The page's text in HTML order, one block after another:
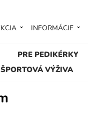
PRE PEDIKÉRKY
VÝŽIVA
INFORMÁCIE